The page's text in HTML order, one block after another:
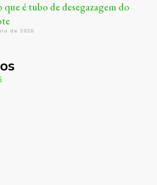
que é tubo de desegazagem do
de 2026